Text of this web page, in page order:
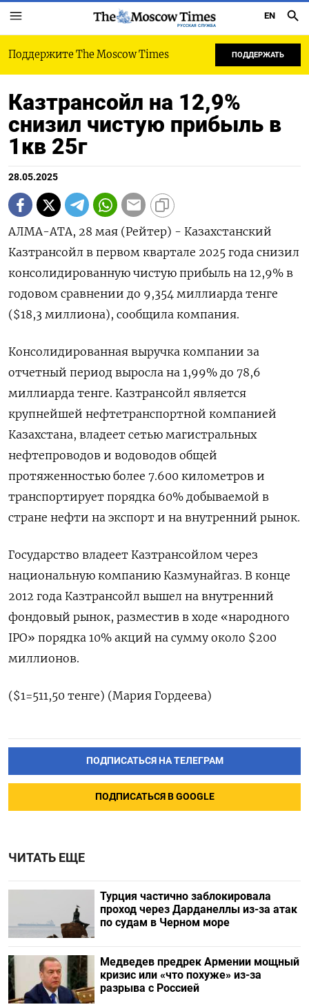
РУССКАЯ СЛУЖБА
EN
Поддержите The Moscow Times ПОДДЕРЖАТЬ
Казтрансойл на 12,9%
снизил чистую прибыль в
1кв 25г
28.05.2025
АЛМА-АТА, 28 мая (Рейтер) - Казахстанский
Казтрансойл в первом квартале 2025 года снизил
консолидированную чистую прибыль на 12,9% в
годовом сравнении до 9,354 миллиарда тенге
($18,3 миллиона), сообщила компания.
Консолидированная выручка компании за
отчетный период выросла на 1,99% до 78,6
миллиарда тенге. Казтрансойл является
крупнейшей нефтетранспортной компанией
Казахстана, владеет сетью магистральных
нефтепроводов и водоводов общей
протяженностью более 7.600 километров и
транспортирует порядка 60% добываемой в
стране нефти на экспорт и на внутренний рынок.
Государство владеет Казтрансойлом через
национальную компанию Казмунайгаз. В конце
2012 года Казтрансойл вышел на внутренний
фондовый рынок, разместив в ходе «народного
IPO» порядка 10% акций на сумму около $200
миллионов.
($1=511,50 тенге) (Мария Гордеева)
ПОДПИСАТЬСЯ НА ТЕЛЕГРАМ
ПОДПИСАТЬСЯ В GOOGLE
ЧИТАТЬ ЕЩЕ
Турция частично заблокировала
проход через Дарданеллы из-за атак
по судам в Черном море
Медведев предрек Армении мощный
кризис или «что похуже» из-за
разрыва с Россией